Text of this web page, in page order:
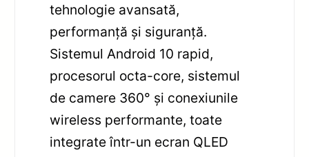
tehnologie avansată,
performanță și siguranță.
Sistemul Android 10 rapid,
procesorul octa-core, sistemul
de camere 360° și conexiunile
wireless performante, toate
integrate într-un ecran QLED